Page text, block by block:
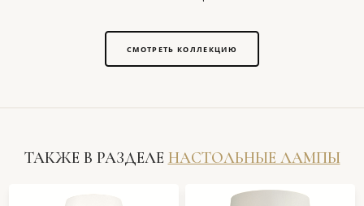
СМОТРЕТЬ КОЛЛЕКЦИЮ
ТАКЖЕ В РАЗДЕЛЕ НАСТОЛЬНЫЕ ЛАМПЫ